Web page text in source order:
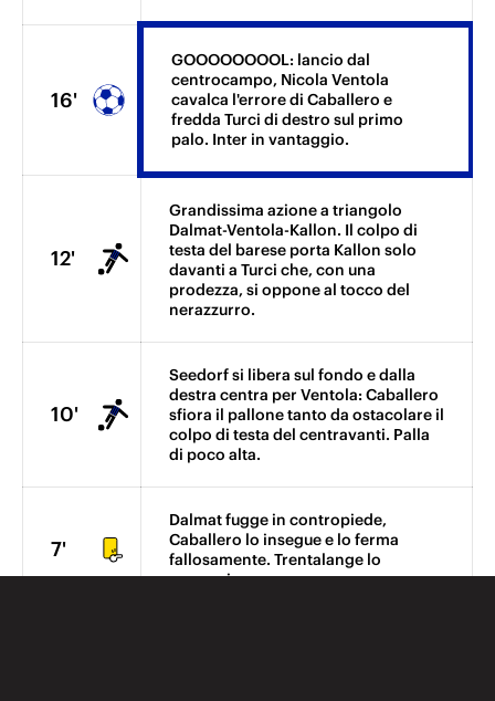
16'
GOOOOOOOOL: lancio dal
centrocampo, Nicola Ventola
cavalca l'errore di Caballero e
fredda Turci di destro sul primo
palo. Inter in vantaggio.
12'
Grandissima azione a triangolo
Dalmat-Ventola-Kallon. Il colpo di
testa del barese porta Kallon solo
davanti a Turci che, con una
prodezza, si oppone al tocco del
nerazzurro.
10'
Seedorf si libera sul fondo e dalla
destra centra per Ventola: Caballero
sfiora il pallone tanto da ostacolare il
colpo di testa del centravanti. Palla
di poco alta.
7'
Dalmat fugge in contropiede,
Caballero lo insegue e lo ferma
fallosamente. Trentalange lo
ammonisce.